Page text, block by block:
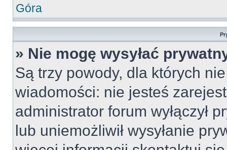
Góra
» Nie mogę wysyłać
Są trzy powody, dla których
wiadomości: nie jesteś
administrator forum wyłączył
lub uniemożliwił wysyłanie